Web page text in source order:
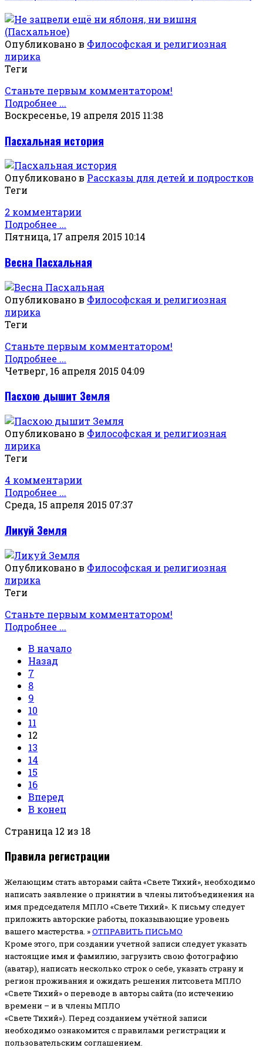
Опубликовано в Философская и религиозная
лирика
Теги
Станьте первым комментатором!
Подробнее ...
Воскресенье, 19 апреля 2015 11:38
Пасхальная история
Опубликовано в Рассказы для детей и подростков
Теги
2 комментарии
Подробнее ...
Пятница, 17 апреля 2015 10:14
Весна Пасхальная
Опубликовано в Философская и религиозная
лирика
Теги
Станьте первым комментатором!
Подробнее ...
Четверг, 16 апреля 2015 04:09
Пасхою дышит Земля
Опубликовано в Философская и религиозная
лирика
Теги
4 комментарии
Подробнее ...
Среда, 15 апреля 2015 07:37
Ликуй Земля
Опубликовано в Философская и религиозная
лирика
Теги
Станьте первым комментатором!
Подробнее ...
В начало
Назад
7
8
9
10
11
12
13
14
15
16
Вперед
В конец
Страница 12 из 18
Правила регистрации
Желающим стать авторами сайта «Свете Тихий», необходимо
написать заявление о принятии в члены литобъединения на
имя председателя МПЛО «Свете Тихий». К письму следует
приложить авторские работы, показывающие уровень
вашего мастерства. »ОТПРАВИТЬ ПИСЬМО
Кроме этого, при создании учетной записи следует указать
настоящие имя и фамилию, загрузить свою фотографию
(аватар), написать несколько строк о себе, указать страну и
регион проживания и ожидать решения литсовета МПЛО
«Свете Тихий» о переводе в авторы сайта (по истечению
времени – и в члены МПЛО
«Свете Тихий»). Перед созданием учётной записи
необходимо ознакомится с правилами регистрации и
пользовательским соглашением.